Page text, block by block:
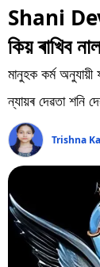
মনোৰঞ্জন
শিক্ষা
খেল
জীৱনশৈলী
বিশ্ব
প্ৰযুক্তি
Shani Dev:
কিয় ৰাখিব
মানুহক কৰ্ম
ন্যায়ৰ দেৱতা শনি
Trishna